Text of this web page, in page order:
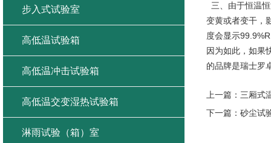
三、由于恒温
变黄或者变干，
度会显示
因为如此，如果
的品牌是瑞士罗
上一篇： 三厢式
下一篇： 砂尘试
步入式试验室
高低温试验箱
高低温冲击试验箱
高低温交变湿热试验箱
淋雨试验（箱）室